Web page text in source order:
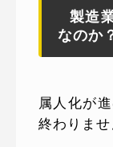
製造
なのか
属人化が
終わりませ